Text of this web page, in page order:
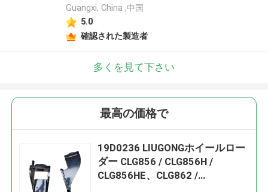
Guangxi, China ,中国
5.0
確認された製造者
多くを見て下さい
最高の価格で
19D0236 LIUGONGホイールロー
ダー CLG856 / CLG856H /
CLG856HE、CLG862 /